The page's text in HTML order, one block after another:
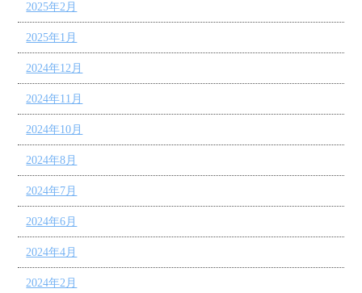
2025年2月
2025年1月
2024年12月
2024年11月
2024年10月
2024年8月
2024年7月
2024年6月
2024年4月
2024年2月